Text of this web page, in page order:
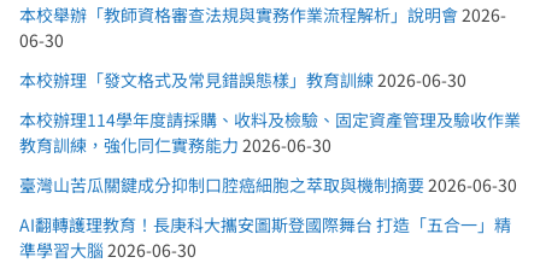
本校舉辦「教師資格審查法規與實務作業流程解析」說明會 2026-
06-30
本校辦理「發文格式及常見錯誤態樣」教育訓練 2026-06-30
本校辦理114學年度請採購、收料及檢驗、固定資產管理及驗收作業
教育訓練，強化同仁實務能力 2026-06-30
臺灣山苦瓜關鍵成分抑制口腔癌細胞之萃取與機制摘要 2026-06-30
AI翻轉護理教育！長庚科大攜安圖斯登國際舞台 打造「五合一」精
準學習大腦 2026-06-30